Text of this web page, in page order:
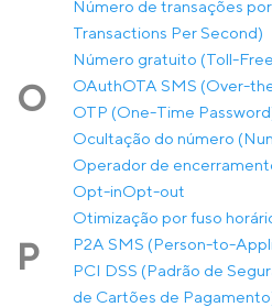
Número de transações
Transactions Per Second)
Número gratuito (Toll-
O OAuthOTA SMS (Over-
OTP (One-Time
Ocultação do número
Operador de
Opt-inOpt-out
Otimização por fuso
P
P2A SMS (Person-to-
PCI DSS (Padrão de
de Cartões de